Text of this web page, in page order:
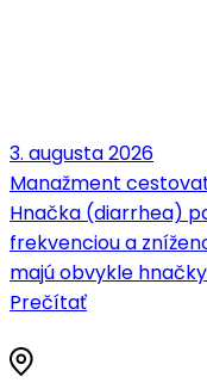
3. augusta 2026
Manažment
Hnačka (diarrhea)
frekvenciou a
majú obvykle
Prečítať